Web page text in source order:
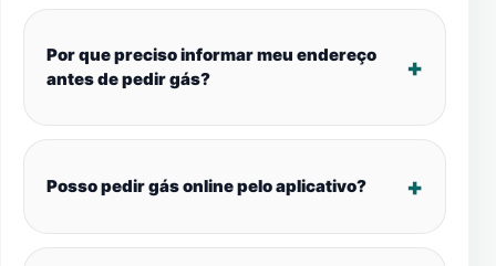
Por que preciso informar meu endereço
antes de pedir gás?
Posso pedir gás online pelo aplicativo?